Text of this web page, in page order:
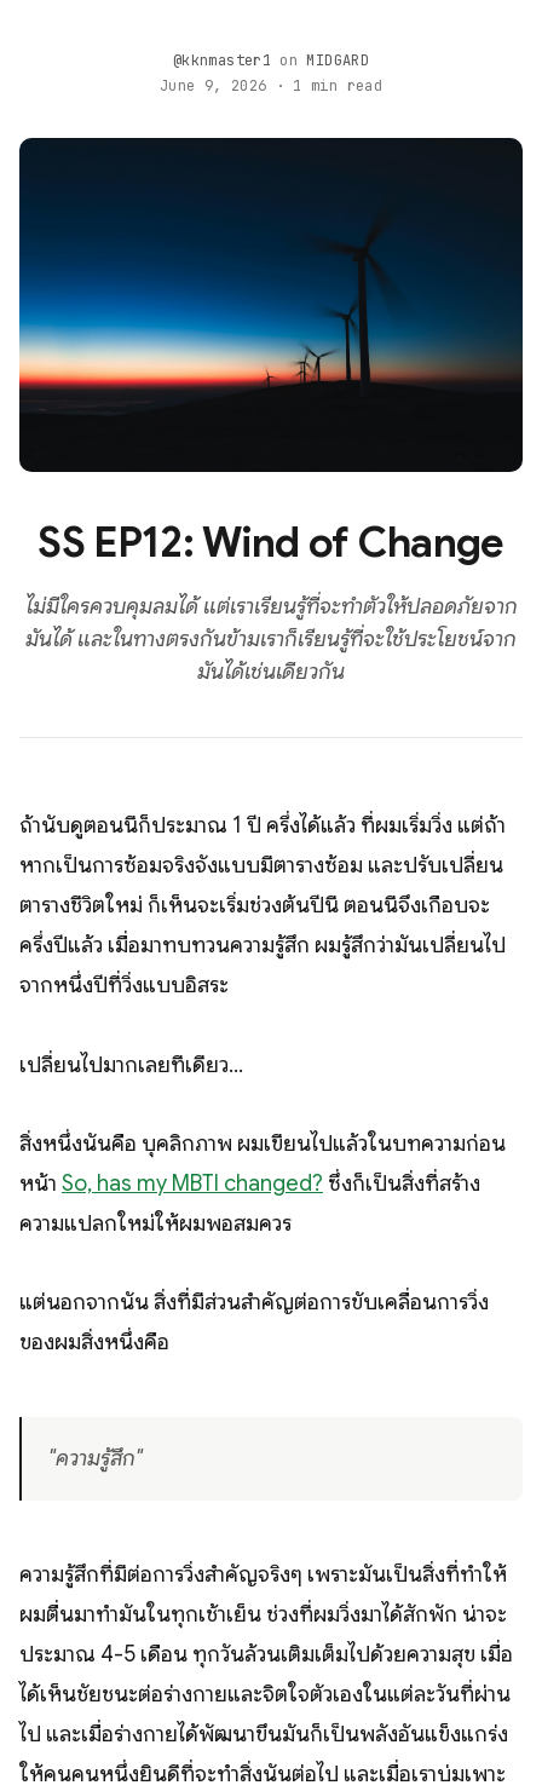
@kknmaster1 on MIDGARD
June 9, 2026 · 1 min read
SS EP12: Wind of Change
ไม่มีใครควบคุมลมได้ แต่เราเรียนรู้ที่จะทำตัวให้ปลอดภัยจาก
มันได้ และในทางตรงกันข้ามเราก็เรียนรู้ที่จะใช้ประโยชน์จาก
มันได้เช่นเดียวกัน
ถ้านับดูตอนนี้ก็ประมาณ 1 ปี ครึ่งได้แล้ว ที่ผมเริ่มวิ่ง แต่ถ้า
หากเป็นการซ้อมจริงจังแบบมีตารางซ้อม และปรับเปลี่ยน
ตารางชีวิตใหม่ ก็เห็นจะเริ่มช่วงต้นปีนี้ ตอนนี้จึงเกือบจะ
ครึ่งปีแล้ว เมื่อมาทบทวนความรู้สึก ผมรู้สึกว่ามันเปลี่ยนไป
จากหนึ่งปีที่วิ่งแบบอิสระ
เปลี่ยนไปมากเลยทีเดียว...
สิ่งหนึ่งนั้นคือ บุคลิกภาพ ผมเขียนไปแล้วในบทความก่อน
หน้า So, has my MBTI changed? ซึ่งก็เป็นสิ่งที่สร้าง
ความแปลกใหม่ให้ผมพอสมควร
แต่นอกจากนั้น สิ่งที่มีส่วนสำคัญต่อการขับเคลื่อนการวิ่ง
ของผมสิ่งหนึ่งคือ
"ความรู้สึก"
ความรู้สึกที่มีต่อการวิ่งสำคัญจริงๆ เพราะมันเป็นสิ่งที่ทำให้
ผมตื่นมาทำมันในทุกเช้าเย็น ช่วงที่ผมวิ่งมาได้สักพัก น่าจะ
ประมาณ 4-5 เดือน ทุกวันล้วนเติมเต็มไปด้วยความสุข เมื่อ
ได้เห็นชัยชนะต่อร่างกายและจิตใจตัวเองในแต่ละวันที่ผ่าน
ไป และเมื่อร่างกายได้พัฒนาขึ้นมันก็เป็นพลังอันแข็งแกร่ง
ให้คนคนหนึ่งยินดีที่จะทำสิ่งนั้นต่อไป และเมื่อเราบ่มเพาะ